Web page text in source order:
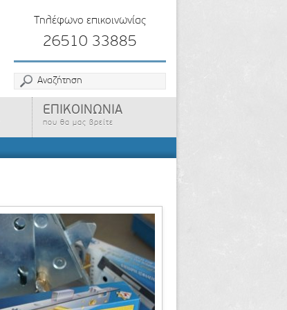
ΕΠΙΚΟΙΝΩΝΙΑ
που θα μας βρείτε
Τηλέφωνο επικοινωνίας
26510 33885